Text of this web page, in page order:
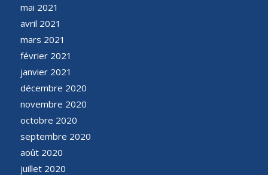
mai 2021
avril 2021
mars 2021
février 2021
janvier 2021
décembre 2020
novembre 2020
octobre 2020
septembre 2020
août 2020
juillet 2020